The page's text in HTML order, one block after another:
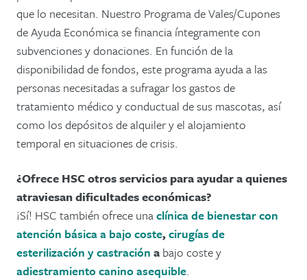
que lo necesitan. Nuestro Programa de Vales/Cupones
de Ayuda Económica se financia íntegramente con
subvenciones y donaciones. En función de la
disponibilidad de fondos, este programa ayuda a las
personas necesitadas a sufragar los gastos de
tratamiento médico y conductual de sus mascotas, así
como los depósitos de alquiler y el alojamiento
temporal en situaciones de crisis.
¿Ofrece HSC otros servicios para ayudar a quienes
atraviesan dificultades económicas?
¡Sí! HSC también ofrece unaclínica de bienestar con
atención básica a bajo coste,cirugías de
esterilización y castración a bajo coste y
adiestramiento canino asequible.